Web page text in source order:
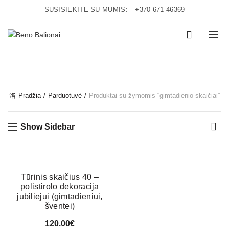
SUSISIEKITE SU MUMIS: +370 671 46369
Pradžia Parduotuvė Produktai su žymomis “gimtadienio skaičiai”
Show Sidebar
Tūrinis skaičius 40 –
polistirolo dekoracija
jubiliejui (gimtadieniui,
šventei)
120.00€